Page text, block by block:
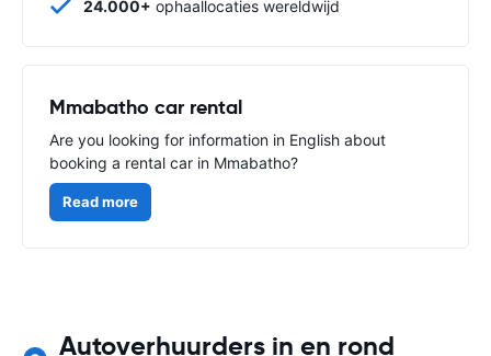
24.000+ ophaallocaties wereldwijd
Mmabatho car rental
Are you looking for information in English about
booking a rental car in Mmabatho?
Read more
Autoverhuurders in en rond